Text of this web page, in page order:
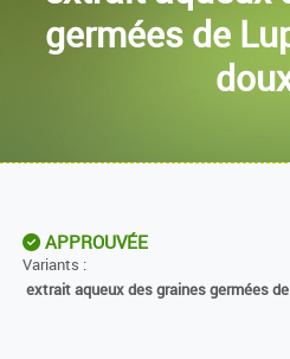
germées de
APPROUVÉE
Variants :
extrait aqueux des graines germées